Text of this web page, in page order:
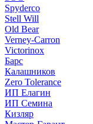
Spyderco
Stell Will
Old Bear
Verney-Carron
Victorinox
Барс
Калашников
Zero Tolerance
ИП Елагин
ИП Семина
Кизляр